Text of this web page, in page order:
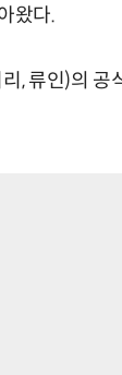
왔다.
, 류인)의 공